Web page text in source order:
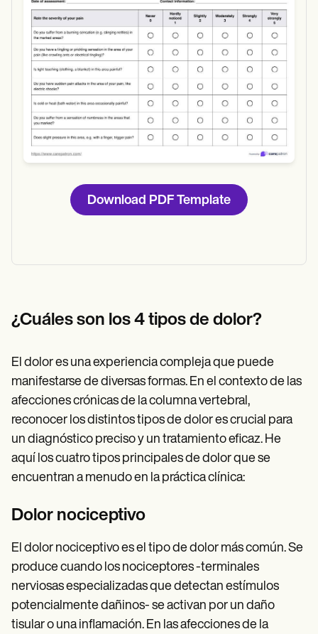
Use Template
Download
Download PDF Template
¿Cuáles son los 4 tipos de dolor?
El dolor es una experiencia compleja que puede
manifestarse de diversas formas. En el contexto de las
afecciones crónicas de la columna vertebral,
reconocer los distintos tipos de dolor es crucial para
un diagnóstico preciso y un tratamiento eficaz. He
aquí los cuatro tipos principales de dolor que se
encuentran a menudo en la práctica clínica:
Dolor nociceptivo
El dolor nociceptivo es el tipo de dolor más común. Se
produce cuando los nociceptores -terminales
nerviosas especializadas que detectan estímulos
potencialmente dañinos- se activan por un daño
tisular o una inflamación. En las afecciones de la